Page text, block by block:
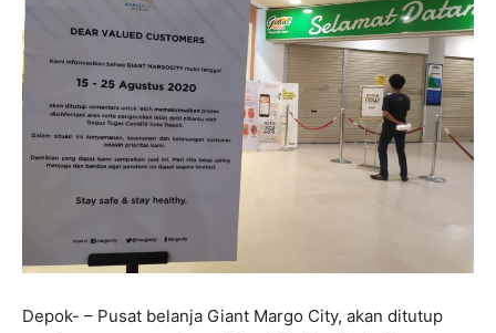
Depok- – Pusat belanja Giant Margo City, akan ditutup